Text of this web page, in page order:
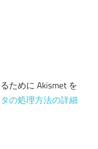
ために Akismet を
の処理方法の詳細